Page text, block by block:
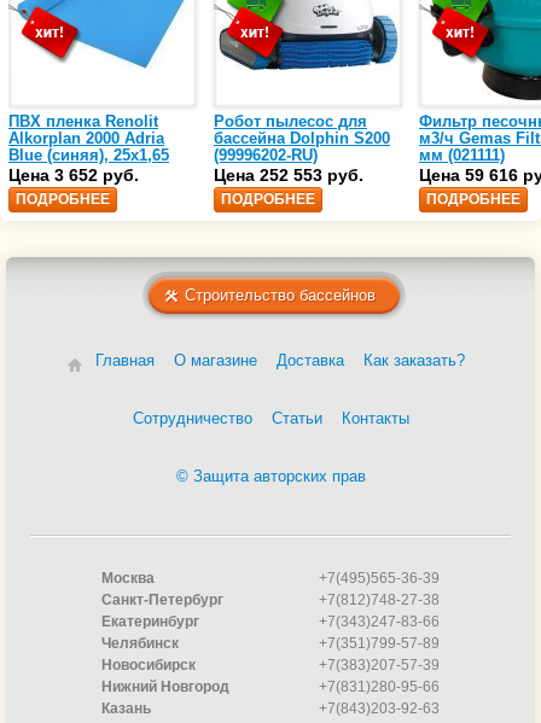
ПВХ пленка Renolit
Alkorplan 2000 Adria
Blue (синяя), 25х1,65
(35216203)
Цена 3 652 руб.
ПОДРОБНЕЕ
Робот пылесос для
бассейна Dolphin S200
(99996202-RU)
Цена 252 553 руб.
ПОДРОБНЕЕ
Фильтр
м3/ч Gemas
мм (021111)
Цена 59 616
ПОДРОБНЕЕ
Строительство бассейнов
Главная О магазине Доставка Как заказать?
Сотрудничество Статьи Контакты
© Защита авторских прав
Москва
+7(495)565-36-39
Санкт-Петербург
+7(812)748-27-38
Екатеринбург
+7(343)247-83-66
Челябинск
+7(351)799-57-89
Новосибирск
+7(383)207-57-39
Нижний Новгород
+7(831)280-95-66
Казань
+7(843)203-92-63